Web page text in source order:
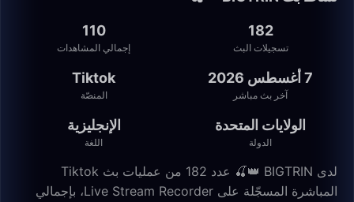
182
تسجيلات البث
110
إجمالي المشاهدات
7 أغسطس 2026
آخر بث مباشر
Tiktok
المنصّة
الولايات المتحدة
الدولة
الإنجليزية
اللغة
لدى BIGTRIN 👑🍒 عدد 182 من عمليات بث Tiktok
المباشرة المسجّلة على Live Stream Recorder، بإجمالي